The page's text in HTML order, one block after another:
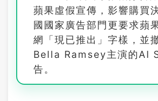
蘋果虛假宣傳，影響購買
國國家廣告部門更要求蘋
網「現已推出」字樣，並
Bella Ramsey主演的AI
告。